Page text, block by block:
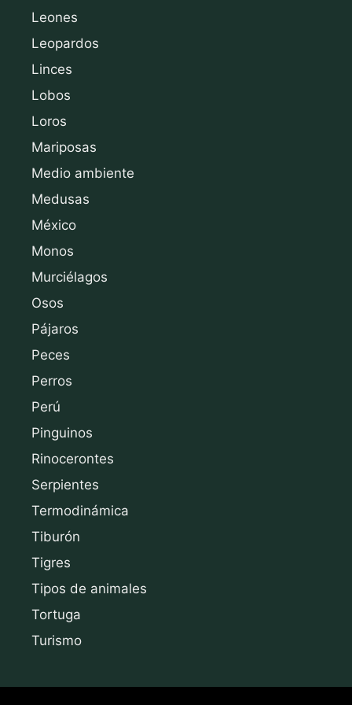
Leones
Leopardos
Linces
Lobos
Loros
Mariposas
Medio ambiente
Medusas
México
Monos
Murciélagos
Osos
Pájaros
Peces
Perros
Perú
Pinguinos
Rinocerontes
Serpientes
Termodinámica
Tiburón
Tigres
Tipos de animales
Tortuga
Turismo